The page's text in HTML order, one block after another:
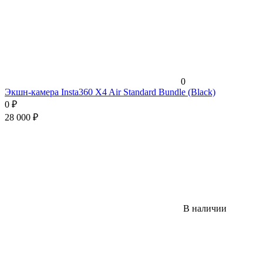
0
Экшн-камера Insta360 X4 Air Standard Bundle (Black)
0 ₽
28 000 ₽
В наличии